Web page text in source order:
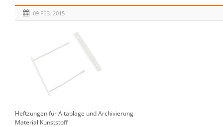
09 FEB. 2015
Heftzungen für Altablage und Archivierung
Material Kunststoff